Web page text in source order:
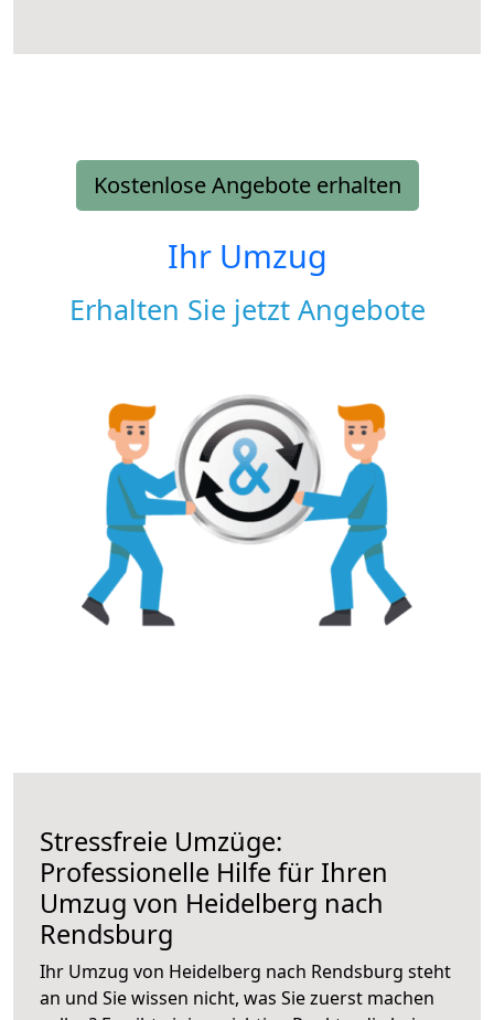
Kostenlose Angebote erhalten
Ihr Umzug
Erhalten Sie jetzt Angebote
Stressfreie Umzüge:
Professionelle Hilfe für Ihren
Umzug von Heidelberg nach
Rendsburg
Ihr Umzug von Heidelberg nach Rendsburg steht
an und Sie wissen nicht, was Sie zuerst machen